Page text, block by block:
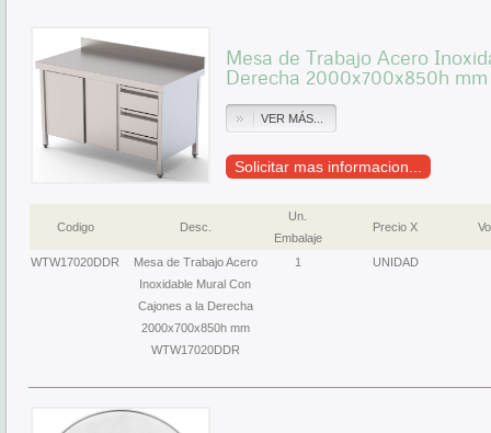
Mesa de Trabajo Acero
Derecha 2000x700x850h mm
VER MÁS...
Solicitar mas informacion...
Codigo Desc.
Un.
Embalaje
Precio X
WTW17020DDR
Mesa de Trabajo Acero
Inoxidable Mural Con
Cajones a la Derecha
2000x700x850h mm
WTW17020DDR
1 UNIDAD